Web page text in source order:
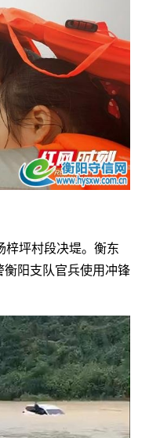
梓坪村段决堤。衡东
阳支队官兵使用冲锋